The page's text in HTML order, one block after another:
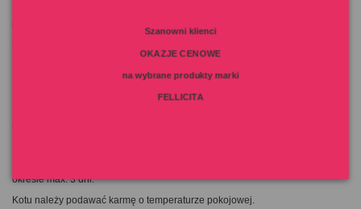
Indywidualne wymagania mogą być zróżnicowane ze względu na poziom
okresie max. 3 dni.
Kotu należy podawać karmę o temperaturze pokojowej.
Szanowni klienci
OKAZJE CENOWE
na wybrane produkty marki
FELLICITA